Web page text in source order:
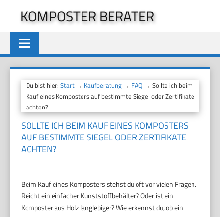
springen
KOMPOSTER BERATER
Du bist hier:Start → Kaufberatung → FAQ → Sollte ich beim
Kauf eines Komposters auf bestimmte Siegel oder Zertifikate
achten?
SOLLTE ICH BEIM KAUF EINES KOMPOSTERS
AUF BESTIMMTE SIEGEL ODER ZERTIFIKATE
ACHTEN?
Beim Kauf eines Komposters stehst du oft vor vielen Fragen.
Reicht ein einfacher Kunststoffbehälter? Oder ist ein
Komposter aus Holz langlebiger? Wie erkennst du, ob ein